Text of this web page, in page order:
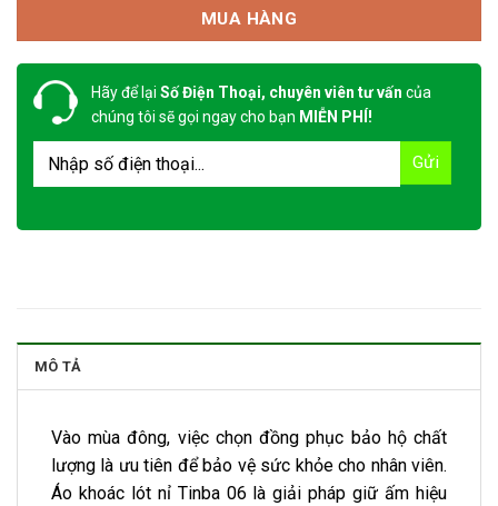
MUA HÀNG
Hãy để lại Số Điện Thoại, chuyên viên tư vấn của
chúng tôi sẽ gọi ngay cho bạn MIỄN PHÍ!
MÔ TẢ
Vào mùa đông, việc chọn đồng phục bảo hộ chất
lượng là ưu tiên để bảo vệ sức khỏe cho nhân viên.
Áo khoác lót nỉ Tinba 06 là giải pháp giữ ấm hiệu